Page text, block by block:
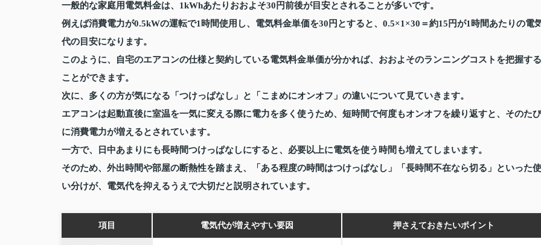
一般的な家庭用電気料金は、1kWhあたりおおよそ30円前後が目安とされることが多いです。
例えば消費電力が0.5kWの運転で1時間使用し、電気料金単価を30円とすると、0.5×1×30＝約15円が1時間あたりの電
代の目安になります。
このように、自宅のエアコンの仕様と契約している電気料金単価が分かれば、おおよそのランニングコストを把握する
ことができます。
次に、多くの方が気になる「つけっぱなし」と「こまめにオンオフ」の違いについて見ていきます。
エアコンは起動直後に室温を一気に変える際に電力を多く使うため、短時間で何度もオンオフを繰り返すと、そのたび
に消費電力が増えるとされています。
一方で、日中あまりにも長時間つけっぱなしにすると、必要以上に電気を使う時間も増えてしまいます。
そのため、外出時間や部屋の断熱性を踏まえ、「ある程度の時間はつけっぱなし」「長時間不在なら切る」といった使
い分けが、電気代を抑えるうえで大切だと説明されています。
項目 電気代が増えやすい要因 押さえておきたいポイント